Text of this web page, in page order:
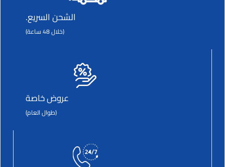
الشحن السريع.
(خلال 48 ساعة)
عروض خاصة
(طوال العام)